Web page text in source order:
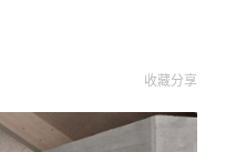
收藏分享